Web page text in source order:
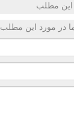
این مطلب
در مورد این مطلب